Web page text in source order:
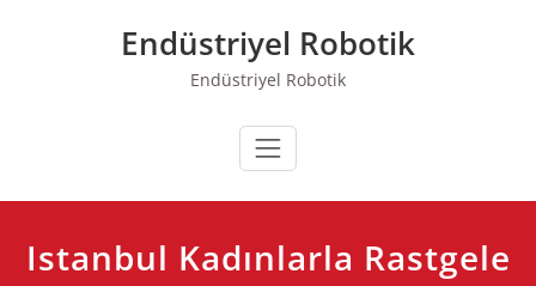
Endüstriyel Robotik
Endüstriyel Robotik
Istanbul Kadınlarla Rastgele